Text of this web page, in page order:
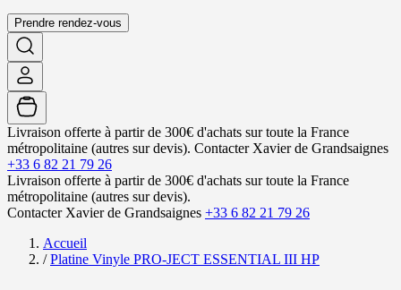
Prendre rendez-vous
Livraison offerte à partir de 300€ d'achats sur toute la France
métropolitaine (autres sur devis). Contacter Xavier de Grandsaignes
+33 6 82 21 79 26
Livraison offerte à partir de 300€ d'achats sur toute la France
métropolitaine (autres sur devis).
Contacter Xavier de Grandsaignes +33 6 82 21 79 26
Accueil
/ Platine Vinyle PRO-JECT ESSENTIAL III HP